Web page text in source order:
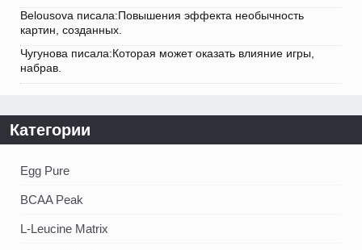
Belousova писала:Повышения эффекта необычность
картин, созданных.
Чугунова писала:Которая может оказать влияние игры,
набрав.
Категории
Egg Pure
BCAA Peak
L-Leucine Matrix